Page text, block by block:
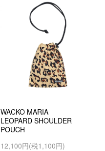
WACKO MARIA
LEOPARD SHOULDER
POUCH
12,100円(税1,100円)